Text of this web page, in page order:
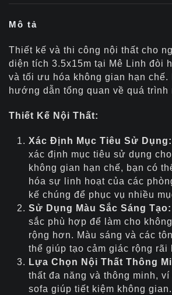
Mô tả
Thiết kế và thi công nội thất cho
diện tích 3.5x15m tại Mê Linh đòi
và tối ưu hóa không gian hạn
hướng dẫn tổng quan về quá trình
Thiết Kế Nội Thất:
Xác Định Mục Tiêu Sử Dụng:
xác định mục tiêu sử dụng
không gian hạn chế, bạn có
hóa sự linh hoạt của các
kế chúng để phục vụ nhiều
Sử Dụng Màu Sắc Sáng Tạo:
sắc phù hợp để làm cho
rộng hơn. Màu sáng và các
thể giúp tạo cảm giác rộng rãi
Lựa Chọn Nội Thất Thông
thất đa năng và thông minh,
sofa giúp tiết kiệm không gian.